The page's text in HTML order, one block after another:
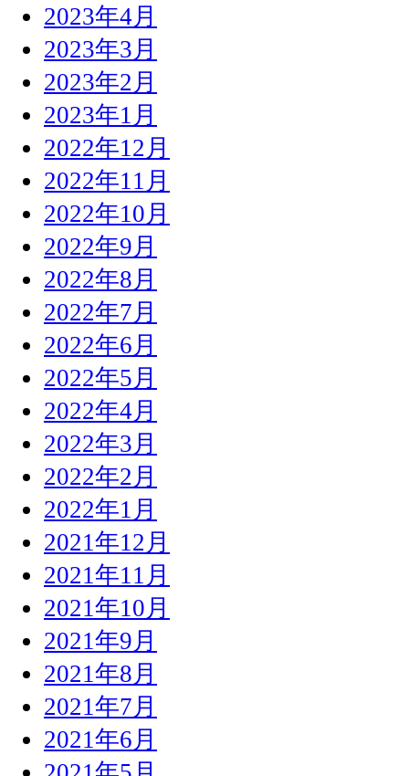
2023年4月
2023年3月
2023年2月
2023年1月
2022年12月
2022年11月
2022年10月
2022年9月
2022年8月
2022年7月
2022年6月
2022年5月
2022年4月
2022年3月
2022年2月
2022年1月
2021年12月
2021年11月
2021年10月
2021年9月
2021年8月
2021年7月
2021年6月